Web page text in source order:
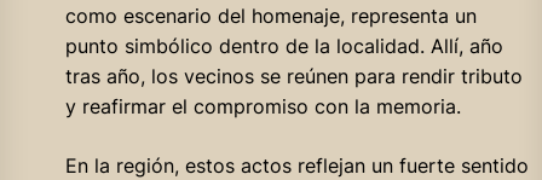
como escenario del homenaje, representa un
punto simbólico dentro de la localidad. Allí, año
tras año, los vecinos se reúnen para rendir tributo
y reafirmar el compromiso con la memoria.
En la región, estos actos reflejan un fuerte sentido